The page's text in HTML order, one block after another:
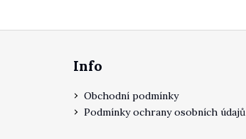
Info
Obchodní podmínky
Podmínky ochrany osobních údajů